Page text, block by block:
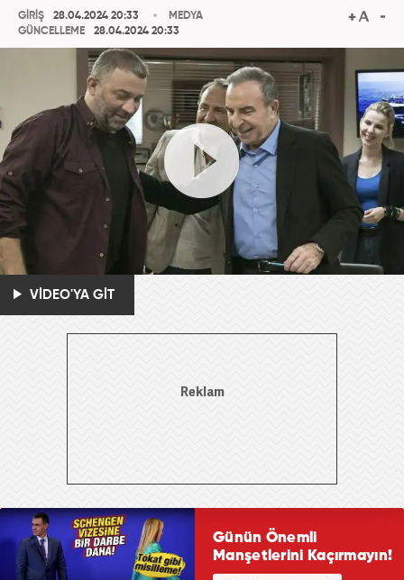
GİRİŞ
28.04.2024 20:33
GÜNCELLEME
28.04.2024 20:33
MEDYA
VİDEO'YA GİT